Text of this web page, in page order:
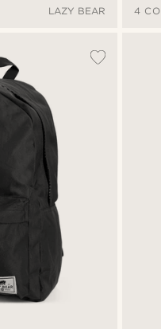
LAZY BEAR
4